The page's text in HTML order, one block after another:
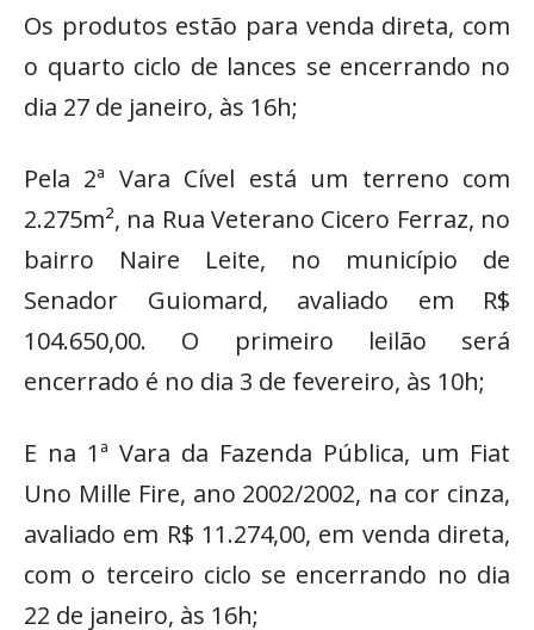
Os produtos estão para venda direta, com
o quarto ciclo de lances se encerrando no
dia 27 de janeiro, às 16h;
Pela 2ª Vara Cível está um terreno com
2.275m², na Rua Veterano Cicero Ferraz, no
bairro Naire Leite, no município de
Senador Guiomard, avaliado em R$
104.650,00. O primeiro leilão será
encerrado é no dia 3 de fevereiro, às 10h;
E na 1ª Vara da Fazenda Pública, um Fiat
Uno Mille Fire, ano 2002/2002, na cor cinza,
avaliado em R$ 11.274,00, em venda direta,
com o terceiro ciclo se encerrando no dia
22 de janeiro, às 16h;